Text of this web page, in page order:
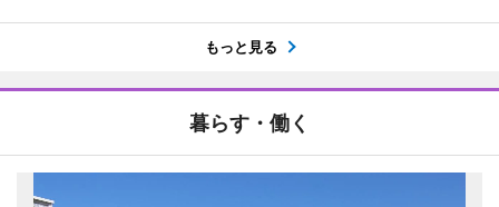
もっと見る
暮らす・働く